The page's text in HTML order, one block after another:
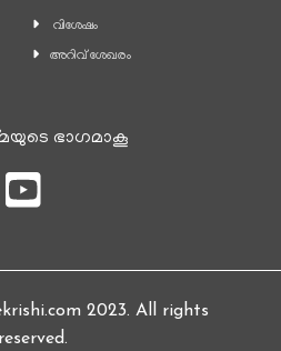
വിശേഷം
അറിവ് ശേഖരം
ഭാഗമാകൂ
2023. All rights
reserved.